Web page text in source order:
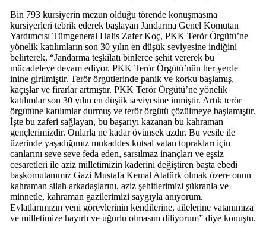
Bin 793 kursiyerin mezun olduğu törende konuşmasına
kursiyerleri tebrik ederek başlayan Jandarma Genel Komutan
Yardımcısı Tümgeneral Halis Zafer Koç, PKK Terör Örgütü’ne
yönelik katılımların son 30 yılın en düşük seviyesine indiğini
belirterek, “Jandarma teşkilatı binlerce şehit vererek bu
mücadeleye devam ediyor. PKK Terör Örgütü’nün her yerde
inine girilmiştir. Terör örgütlerinde panik ve korku başlamış,
kaçışlar ve firarlar artmıştır. PKK Terör Örgütü’ne yönelik
katılımlar son 30 yılın en düşük seviyesine inmiştir. Artık terör
örgütüne katılımlar durmuş ve terör örgütü çözülmeye başlamıştır.
İşte bu zaferi sağlayan, bu başarıyı kazanan bu kahraman
gençlerimizdir. Onlarla ne kadar övünsek azdır. Bu vesile ile
üzerinde yaşadığımız mukaddes kutsal vatan toprakları için
canlarını seve seve feda eden, sarsılmaz inançları ve eşsiz
cesaretleri ile aziz milletimizin kaderini değiştiren başta ebedi
başkomutanımız Gazi Mustafa Kemal Atatürk olmak üzere onun
kahraman silah arkadaşlarını, aziz şehitlerimizi şükranla ve
minnetle, kahraman gazilerimizi saygıyla anıyorum.
Evlatlarımızın yeni görevlerinin kendilerine, ailelerine vatanımıza
ve milletimize hayırlı ve uğurlu olmasını diliyorum” diye konuştu.